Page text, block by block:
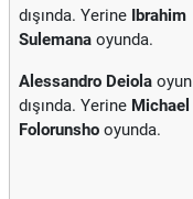
dışında. Yerine Ibrahim
Sulemana oyunda.
Alessandro Deiola oyun
dışında. Yerine Michael
Folorunsho oyunda.